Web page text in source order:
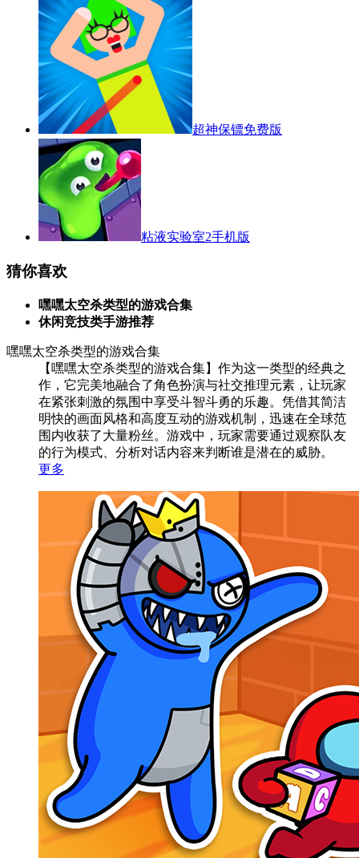
超神保镖免费版
粘液实验室2手机版
猜你喜欢
嘿嘿太空杀类型的游戏合集
休闲竞技类手游推荐
嘿嘿太空杀类型的游戏合集
【嘿嘿太空杀类型的游戏合集】作为这一类型的经典之
作，它完美地融合了角色扮演与社交推理元素，让玩家
在紧张刺激的氛围中享受斗智斗勇的乐趣。凭借其简洁
明快的画面风格和高度互动的游戏机制，迅速在全球范
围内收获了大量粉丝。游戏中，玩家需要通过观察队友
的行为模式、分析对话内容来判断谁是潜在的威胁。
更多